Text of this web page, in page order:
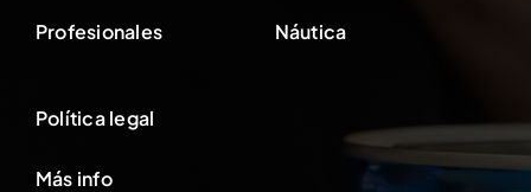
Profesionales Náutica
Política legal
Más info